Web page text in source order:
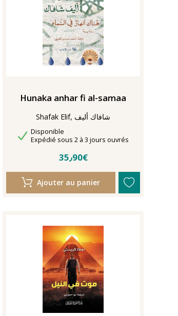
Hunaka anhar fi al-samaa
Shafak Elif, شافاك أليف
Disponibilité
Disponible
Délais de livraison
Expédié sous 2 à 3 jours ouvrés
35٫90€
Ajouter au panier